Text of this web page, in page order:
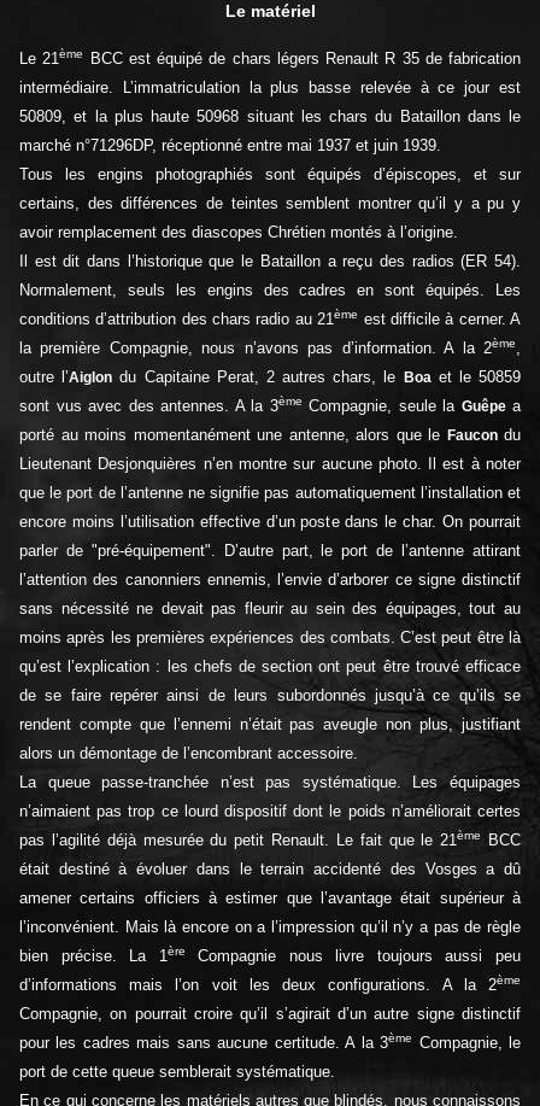
Le matériel
Le 21ème
BCC est équipé de chars légers Renault R 35 de fabrication
intermédiaire. L’immatriculation la plus basse relevée à ce jour est
50809, et la plus haute 50968 situant les chars du Bataillon dans le
marché n°71296DP, réceptionné entre mai 1937 et juin 1939.
Tous les engins photographiés sont équipés d’épiscopes, et sur
certains, des différences de teintes semblent montrer qu’il y a pu y
avoir remplacement des diascopes Chrétien montés à l’origine.
Il est dit dans l’historique que le Bataillon a reçu des radios (ER 54).
Normalement, seuls les engins des cadres en sont équipés. Les
conditions d’attribution des chars radio au 21ème est difficile à cerner. A
la première Compagnie, nous n’avons pas d’information. A la 2ème,
outre l’Aiglon du Capitaine Perat, 2 autres chars, le Boaet le 50859
sont vus avec des antennes. A la 3ème Compagnie, seule la Guêpea
porté au moins momentanément une antenne, alors que le Faucondu
Lieutenant Desjonquières n’en montre sur aucune photo. Il est à noter
que le port de l’antenne ne signifie pas automatiquement l’installation et
encore moins l’utilisation effective d’un poste dans le char. On pourrait
parler de "pré-équipement". D’autre part, le port de l’antenne attirant
l’attention des canonniers ennemis, l’envie d’arborer ce signe distinctif
sans nécessité ne devait pas fleurir au sein des équipages, tout au
moins après les premières expériences des combats. C’est peut être là
qu’est l’explication : les chefs de section ont peut être trouvé efficace
de se faire repérer ainsi de leurs subordonnés jusqu’à ce qu’ils se
rendent compte que l’ennemi n’était pas aveugle non plus, justifiant
alors un démontage de l’encombrant accessoire.
La queue passe-tranchée n’est pas systématique. Les équipages
n’aimaient pas trop ce lourd dispositif dont le poids n’améliorait certes
pas l’agilité déjà mesurée du petit Renault. Le fait que le 21ème
BCC
était destiné à évoluer dans le terrain accidenté des Vosges a dû
amener certains officiers à estimer que l’avantage était supérieur à
l’inconvénient. Mais là encore on a l’impression qu’il n’y a pas de règle
bien précise. La 1ère
Compagnie nous livre toujours aussi peu
d’informations mais l’on voit les deux configurations. A la 2ème
Compagnie, on pourrait croire qu’il s’agirait d’un autre signe distinctif
pour les cadres mais sans aucune certitude. A la 3ème
Compagnie, le
port de cette queue semblerait systématique.
En ce qui concerne les matériels autres que blindés, nous connaissons